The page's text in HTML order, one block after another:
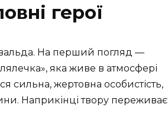
герої
На перший погляд —
яка живе в атмосфері
сильна, жертовна особистість,
Наприкінці твору переживає